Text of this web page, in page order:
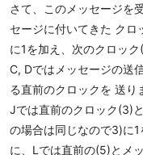
さて、このメッセージを
セージに付いてきた クロ
に1を加え、次のクロック
C, Dではメッセージの送
る直前のクロックを 送り
Jでは直前のクロック(3)
の場合は同じなので3)に
に、Lでは直前の(5)とメ